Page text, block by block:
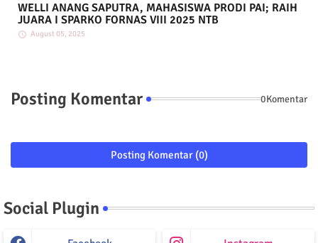
WELLI ANANG SAPUTRA, MAHASISWA PRODI PAI; RAIH
JUARA I SPARKO FORNAS VIII 2025 NTB
August 05, 2025
Posting Komentar 0Komentar
Posting Komentar (0)
Social Plugin